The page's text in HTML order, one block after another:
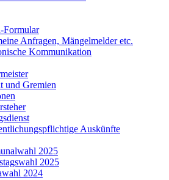
Formular
Anfragen, Mängelmelder etc.
Kommunikation
und Gremien
Auskünfte
2025
2025
2024